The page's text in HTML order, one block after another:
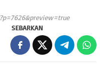
SEBARKAN